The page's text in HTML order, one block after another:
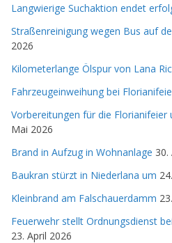
Langwierige Suchaktion endet
Straßenreinigung wegen Bus auf
2026
Kilometerlange Ölspur von Lana
Fahrzeugeinweihung bei
Vorbereitungen für die Florianifeier
Mai 2026
Brand in Aufzug in Wohnanlage 30.
Baukran stürzt in Niederlana um
Kleinbrand am Falschauerdamm
Feuerwehr stellt Ordnungsdienst
23. April 2026